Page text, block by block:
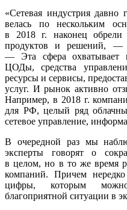
«Сетевая индустрия давно
велась по нескольким
в 2018 г. наконец
продуктов и решений, —
— Эта сфера охватывает
ЦОДы, средства
ресурсы и сервисы,
услуг. И рынок активно
Например, в 2018 г.
для РФ, целый ряд
сетевое управление,
В очередной раз мы
эксперты говорят о
в целом, но в то же время
компаний. Причем
цифры, которым
благоприятной ситуации в